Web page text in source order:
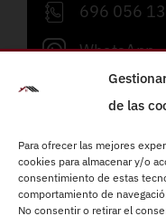
de las
Para ofrecer las mejores
cookies para almacenar y/o
consentimiento de estas
comportamiento de
No consentir o retirar el
696 056
WhatsApp